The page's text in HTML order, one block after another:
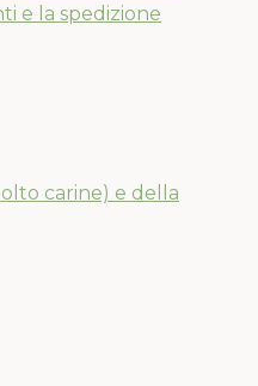
e la spedizione
carine) e della